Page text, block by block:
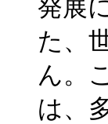
発展
た、
ん。
は、